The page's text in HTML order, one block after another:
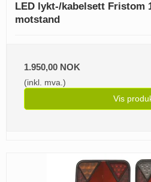
LED lykt-/kabelsett Fristom
motstand
1.950,00 NOK
(inkl. mva.)
Vis